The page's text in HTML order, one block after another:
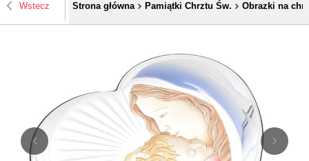
Wstecz Strona główna Pamiątki Chrztu Św. Obrazki na